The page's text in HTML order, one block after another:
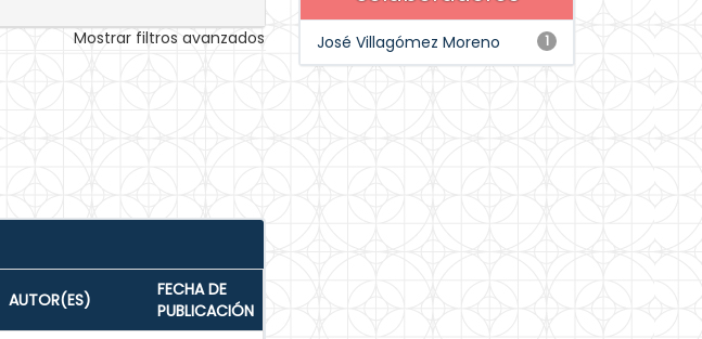
Mostrar filtros avanzados
AUTOR(ES)
FECHA DE
PUBLICACIÓN
1
José Villagómez Moreno